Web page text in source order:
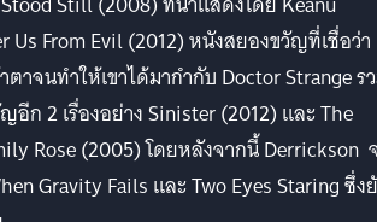
Us From Evil (2012) หนังสยองขวัญที่เชื่อว่า
ตาจนทำให้เขาได้มากำกับ Doctor Strange ร
ก 2 เรื่องอย่าง Sinister (2012) และ The
Rose (2005) โดยหลังจากนี้ Derrickson
Gravity Fails และ Two Eyes Staring ซึ่ง